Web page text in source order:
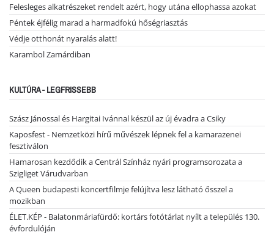
Felesleges alkatrészeket rendelt azért, hogy utána ellophassa azokat
Péntek éjfélig marad a harmadfokú hőségriasztás
Védje otthonát nyaralás alatt!
Karambol Zamárdiban
KULTÚRA - LEGFRISSEBB
Szász Jánossal és Hargitai Ivánnal készül az új évadra a Csiky
Kaposfest - Nemzetközi hírű művészek lépnek fel a kamarazenei
fesztiválon
Hamarosan kezdődik a Centrál Színház nyári programsorozata a
Szigliget Várudvarban
A Queen budapesti koncertfilmje felújítva lesz látható ősszel a
mozikban
ÉLET.KÉP - Balatonmáriafürdő: kortárs fotótárlat nyílt a település 130.
évfordulóján